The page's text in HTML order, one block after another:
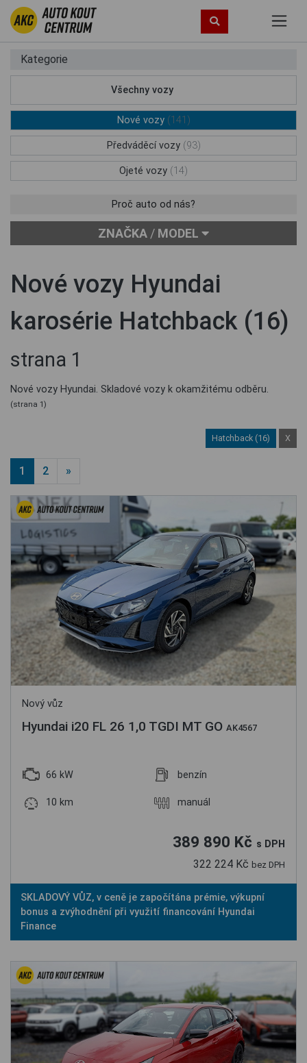
Kategorie
Všechny vozy
Nové vozy (141)
Předváděcí vozy (93)
Ojeté vozy (14)
Proč auto od nás?
ZNAČKA / MODEL
Nové vozy Hyundai
karosérie Hatchback (16)
strana 1
Nové vozy Hyundai. Skladové vozy k okamžitému odběru.
(strana 1)
Hatchback (16) X
1 2 »
Nový vůz
Hyundai i20 FL 26 1,0 TGDI MT GO AK4567
66 kW benzín
10 km manuál
389 890 Kč s DPH
322 224 Kč bez DPH
SKLADOVÝ VŮZ, v ceně je započítána prémie, výkupní
bonus a zvýhodnění při využití financování Hyundai
Finance